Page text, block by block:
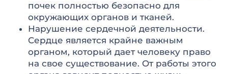
почек полностью безопасно для
окружающих органов и тканей.
Нарушение сердечной деятельности.
Сердце является крайне важным
органом, который дает человеку право
на свое существование. От работы этого